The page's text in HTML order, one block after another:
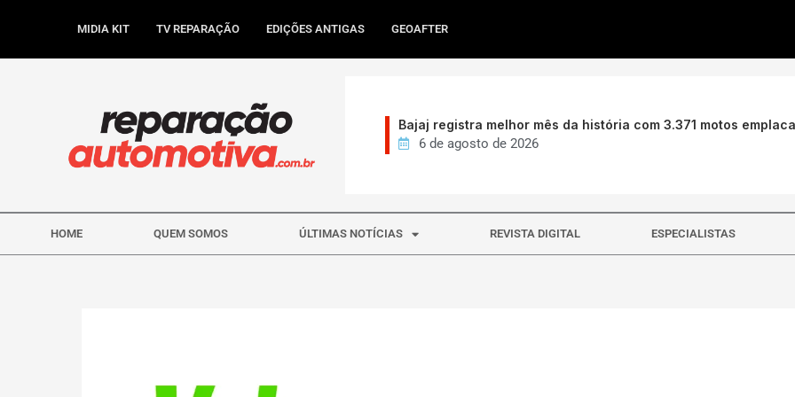
MIDIA KIT TV REPARAÇÃO EDIÇÕES ANTIGAS GEOAFTER
Bajaj registra melhor mês da história com 3.371 motos
6 de agosto de 2026
HOME QUEM SOMOS ÚLTIMAS NOTÍCIAS REVISTA DIGITAL ESPECIALISTAS